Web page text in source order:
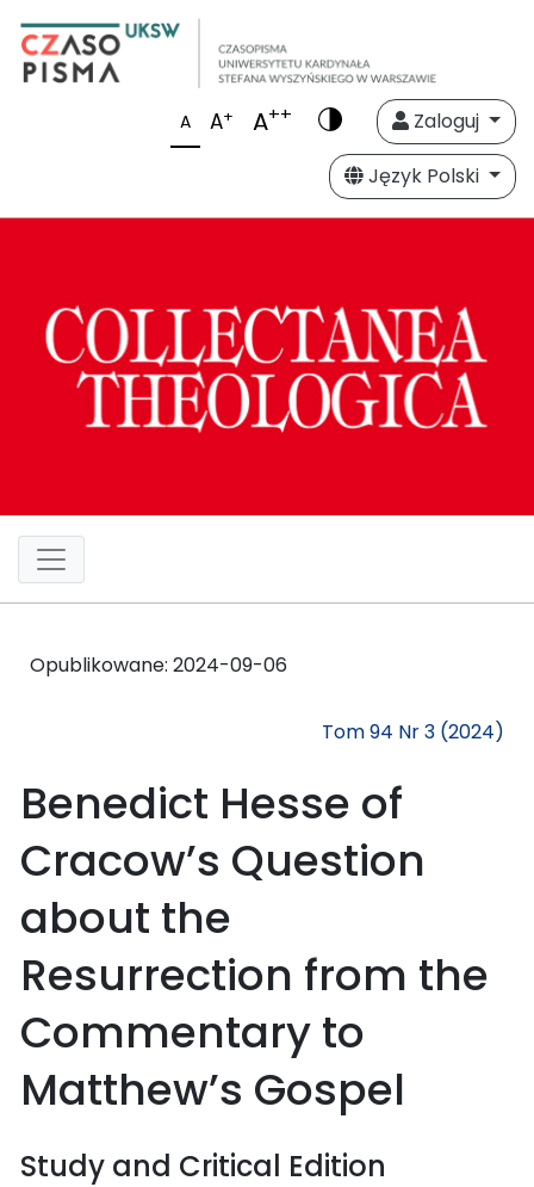
A A+ A++
Zaloguj
Język Polski
Opublikowane: 2024-09-06
Tom 94 Nr 3 (2024)
Benedict Hesse of
Cracow’s Question
about the
Resurrection from the
Commentary to
Matthew’s Gospel
Study and Critical Edition